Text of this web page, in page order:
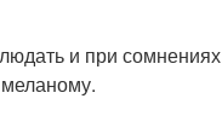
и при